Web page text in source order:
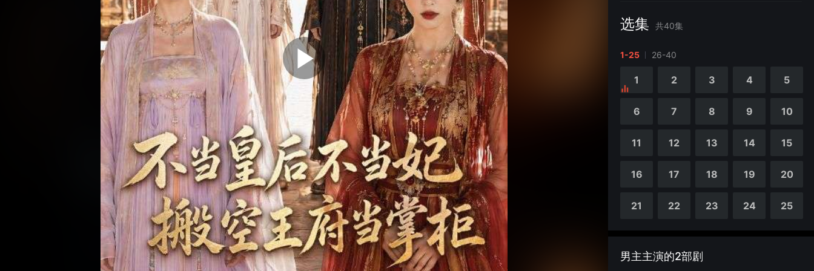
选集 共40集
1-25 26-40
1 2 3 4 5
6 7 8 9 10
11 12 13 14 15
16 17 18 19 20
21 22 23 24 25
男主主演的2部剧